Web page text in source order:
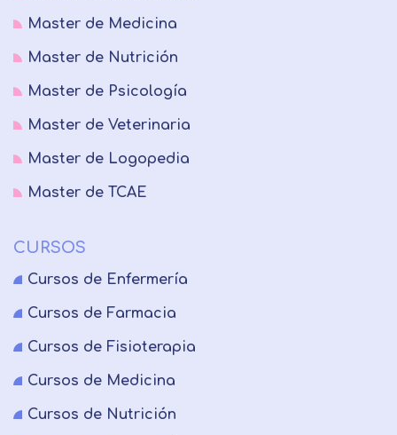
Master de Medicina
Master de Nutrición
Master de Psicología
Master de Veterinaria
Master de Logopedia
Master de TCAE
CURSOS
Cursos de Enfermería
Cursos de Farmacia
Cursos de Fisioterapia
Cursos de Medicina
Cursos de Nutrición